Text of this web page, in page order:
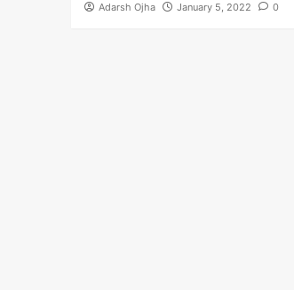
Adarsh Ojha January 5, 2022 0